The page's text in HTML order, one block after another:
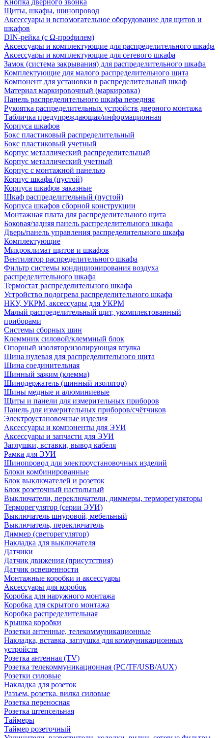
Кнопка дверного звонка
Щиты, шкафы, шинопровод
Аксессуары и вспомогательное оборудование для щитов и
шкафов
DIN-рейка (с Ω-профилем)
Аксессуары и комплектующие для распределительного шкафа
Аксессуары и комплектующие для сетевого шкафа
Замок (система закрывания) для распределительного шкафа
Комплектующие для малого распределительного щита
Компонент для установки в распределительный шкаф
Материал маркировочный (маркировка)
Панель распределительного шкафа передняя
Рукоятка распределительных устройств дверного монтажа
Табличка предупреждающая/информационная
Корпуса шкафов
Бокс пластиковый распределительный
Бокс пластиковый учетный
Корпус металлический распределительный
Корпус металлический учетный
Корпус с монтажной панелью
Корпус шкафа (пустой)
Корпуса шкафов заказные
Шкаф распределительный (пустой)
Корпуса шкафов сборной конструкции
Монтажная плата для распределительного щита
Боковая/задняя панель распределительного шкафа
Дверь/панель управления распределительного шкафа
Комплектующие
Микроклимат щитов и шкафов
Вентилятор распределительного шкафа
Фильтр системы кондиционирования воздуха
распределительного шкафа
Термостат распределительного шкафа
Устройство подогрева распределительного шкафа
НКУ, УКРМ, аксессуары для УКРМ
Малый распределительный щит, укомплектованный
приборами
Системы сборных шин
Клеммник силовой/клеммный блок
Опорный изолятор/изолирующая втулка
Шина нулевая для распределительного щита
Шина соединительная
Шинный зажим (клемма)
Шинодержатель (шинный изолятор)
Шины медные и алюминиевые
Щиты и панели для измерительных приборов
Панель для измерительных приборов/счётчиков
Электроустановочные изделия
Аксессуары и компоненты для ЭУИ
Аксессуары и запчасти для ЭУИ
Заглушки, вставки, вывод кабеля
Рамка для ЭУИ
Шинопровод для электроустановочных изделий
Блоки комбинированные
Блок выключателей и розеток
Блок розеточный настольный
Выключатели, переключатели, диммеры, терморегуляторы
Терморегулятор (серии ЭУИ)
Выключатель шнуровой, мебельный
Выключатель, переключатель
Диммер (светорегулятор)
Накладка для выключателя
Датчики
Датчик движения (присутствия)
Датчик освещенности
Монтажные коробки и аксессуары
Аксессуары для коробок
Коробка для наружного монтажа
Коробка для скрытого монтажа
Коробка распределительная
Крышка коробки
Розетки антенные, телекоммуникационные
Накладка, вставка, заглушка для коммуникационных
устройств
Розетка антенная (TV)
Розетка телекоммуникационная (PC/TF/USB/AUX)
Розетки силовые
Накладка для розеток
Разъем, розетка, вилка силовые
Розетка переносная
Розетка штепсельная
Таймеры
Таймер розеточный